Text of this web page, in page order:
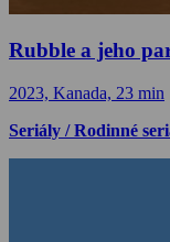
Rubble a jeho
2023, Kanada, 23 min
Seriály / Rodinné